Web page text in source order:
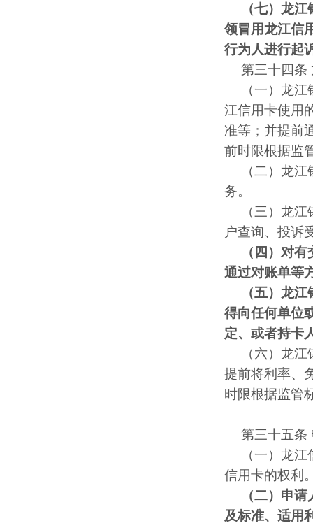
（七） 龙江
领冒用龙江信
行为人进行起
第三十四条
（一）龙
江信用卡使用
准等；并提前
前时限根据监
（二）龙
务。
（三）龙
户查询、投诉
（四） 对有
通过对账单等
（五） 龙江
得向任何单位
定、 或者持卡
（六）龙
提前将利率、
时限根据监管
第三十五条
（一）龙
信用卡的权利
（二） 申请
及标准、适用